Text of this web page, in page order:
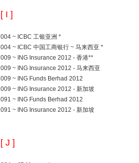
[ I ]
004 ~ ICBC 工银亚洲 *
004 ~ ICBC 中国工商银行 ~ 马来西亚 *
009 ~ ING Insurance 2012 - 香港**
009 ~ ING Insurance 2012 - 马来西亚
009 ~ ING Funds Berhad 2012
009 ~ ING Insurance 2012 - 新加坡
091 ~ ING Funds Berhad 2012
091 ~ ING Insurance 2012 - 新加坡
[ J ]